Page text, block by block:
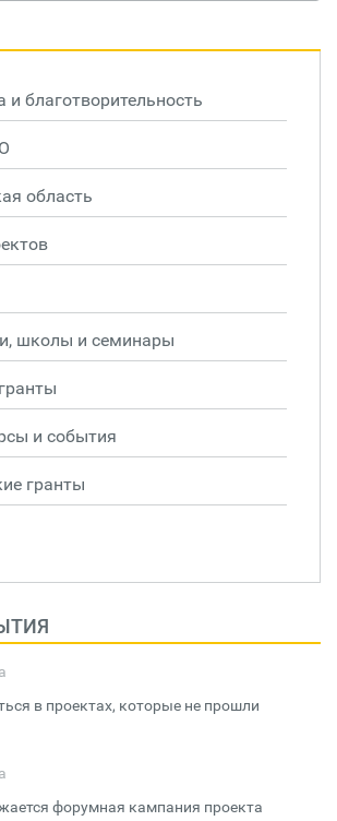
благотворительность
область
школы и семинары
и события
гранты
в проектах, которые не прошли
форумная кампания проекта